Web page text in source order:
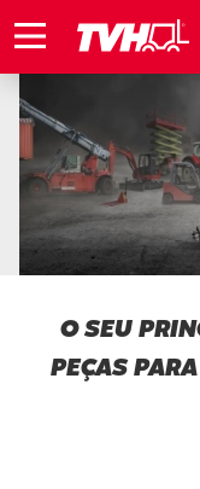
para
principal
O SEU
PEÇAS